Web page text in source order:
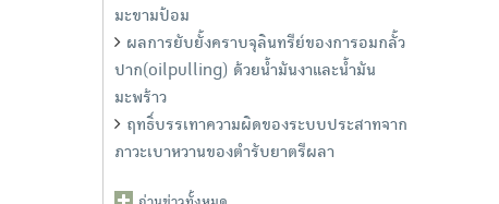
มะขามป้อม
ผลการยับยั้งคราบจุลินทรีย์ของการอมกลั้ว
ปาก(oilpulling) ด้วยน้ำมันงาและน้ำมัน
มะพร้าว
ฤทธิ์บรรเทาความผิดของระบบประสาทจาก
ภาวะเบาหวานของตำรับยาตรีผลา